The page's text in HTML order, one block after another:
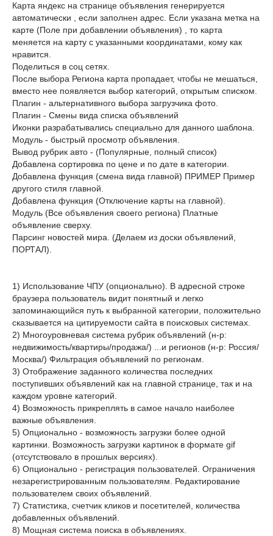
Карта яндекс на странице объявления генерируется
автоматически , если заполнен адрес. Если указана метка на
карте (Поле при добавлении объявления) , то карта
меняется на карту с указанными координатами, кому как
нравится.
Поделиться в соц сетях.
После выбора Региона карта пропадает, чтобы не мешаться,
вместо нее появляется выбор категорий, открытым списком.
Плагин - альтернативного выбора загрузчика фото.
Плагин - Смены вида списка объявлений
Иконки разрабатывались специально для данного шаблона.
Модуль - быстрый просмотр объявления.
Вывод рубрик авто - (Популярные, полный список)
Добавлена сортировка по цене и по дате в категории.
Добавлена функция (смена вида главной) ПРИМЕР Пример
другого стиля главной.
Добавлена функция (Отключение карты на главной).
Модуль (Все объявления своего региона) Платные
объявление сверху.
Парсинг новостей мира. (Делаем из доски объявлений,
ПОРТАЛ).
1) Использование ЧПУ (опционально). В адресной строке
браузера пользователь видит понятный и легко
запоминающийся путь к выбранной категории, положительно
сказывается на цитируемости сайта в поисковых системах.
2) Многоуровневая система рубрик объявлений (н-р:
недвижимость/квартиры/продажа/) ...и регионов (н-р: Россия/
Москва/) Фильтрация объявлений по регионам.
3) Отображение заданного количества последних
поступивших объявлений как на главной странице, так и на
каждом уровне категорий.
4) Возможность прикреплять в самое начало наиболее
важные объявления.
5) Опционально - возможность загрузки более одной
картинки. Возможность загрузки картинок в формате gif
(отсутствовало в прошлых версиях).
6) Опционально - регистрация пользователей. Ограничения
незарегистрированным пользователям. Редактирование
пользователем своих объявлений.
7) Статистика, счетчик кликов и посетителей, количества
добавленных объявлений.
8) Мощная система поиска в объявлениях.